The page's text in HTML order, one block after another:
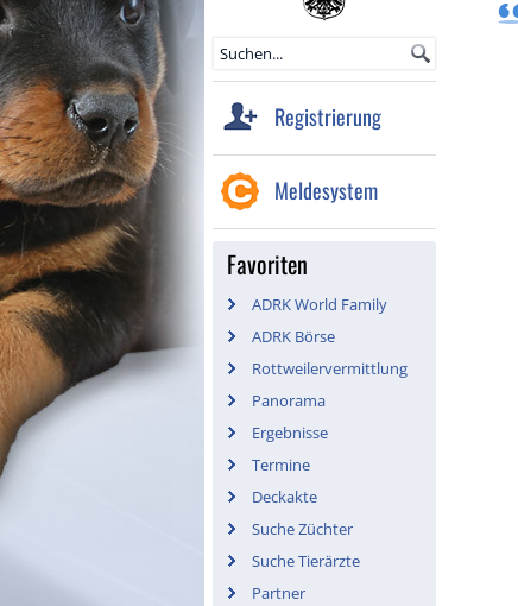
Registrierung
Meldesystem
Favoriten
ADRK World Family
ADRK Börse
Rottweilervermittlung
Panorama
Ergebnisse
Termine
Deckakte
Suche Züchter
Suche Tierärzte
Partner